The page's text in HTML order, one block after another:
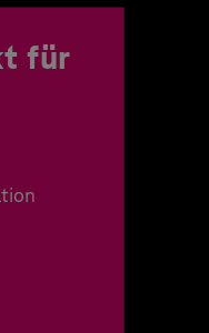
für